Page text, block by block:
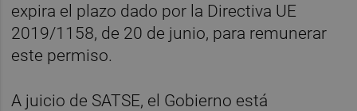
expira el plazo dado por la Directiva UE
2019/1158, de 20 de junio, para remunerar
este permiso.
A juicio de SATSE, el Gobierno está